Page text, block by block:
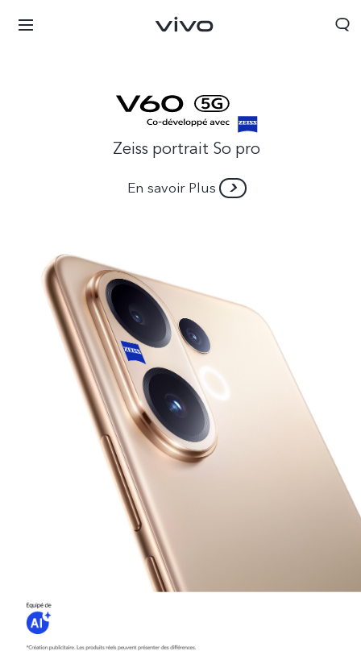
Algeria | Veuillez sélectionner le pays/la région
Zeiss portrait So pro
En savoir Plus